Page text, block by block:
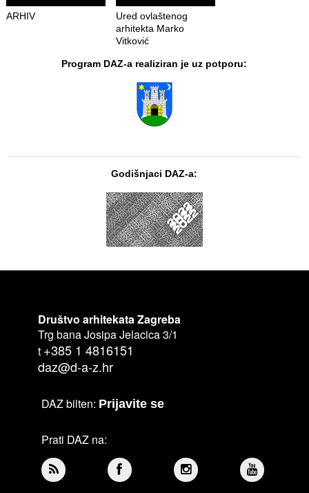
ARHIV
Ured ovlaštenog
arhitekta Marko
Vitković
Program DAZ-a realiziran je uz potporu:
Godišnjaci DAZ-a:
Društvo arhitekata Zagreba
Trg bana Josipa Jelacica 3/1
t +385 1 4816151
daz@d-a-z.hr
DAZ bilten: Prijavite se
Prati DAZ na: